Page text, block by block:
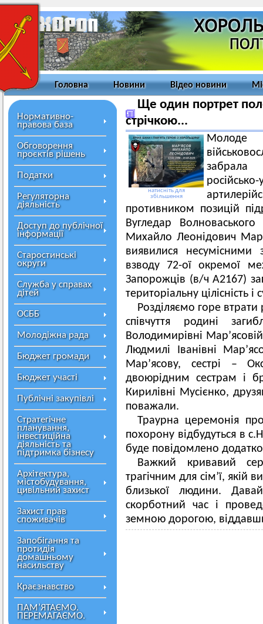
Головна Новини Відео новини
Нормативно-
правова база
Обговорення
проєктів рішень
Податки
Регуляторна
діяльність
Доступ до публічної
інформації
Старостинські
округи
Служба у справах
дітей
ОСББ
Молодіжна рада
Бюджет громади
Бюджет участі
Публічні закупівлі
Стратегічне
планування,
інвестиційна
діяльність та
підтримка бізнесу
Архітектура,
містобудування,
цивільний захист
Захист прав
споживачів
Запобігання та
протидія
домашньому
насильству
Краєзнавство
ПАМ’ЯТАЄМО.
ПЕРЕМАГАЄМО.
Ще один портрет
стрічкою...
натисніть для
збільшення
забрала
противником позицій
Вугледар
Михайло Леонідович
виявилися несумісними
взводу 72-ої окремої
Запорожців (в/ч А2167)
територіальну цілісність і
Розділяємо горе
співчуття родині
Володимирівні
Людмилі Іванівні
Мар’ясову, сестрі –
двоюрідним сестрам і
Кирилівні Мусієнко,
поважали.
Траурна церемонія
похорону відбудуться в
буде повідомлено
Важкий кривавий
трагічним для сім’ї, якій
близької людини.
скорботний час і
земною дорогою,